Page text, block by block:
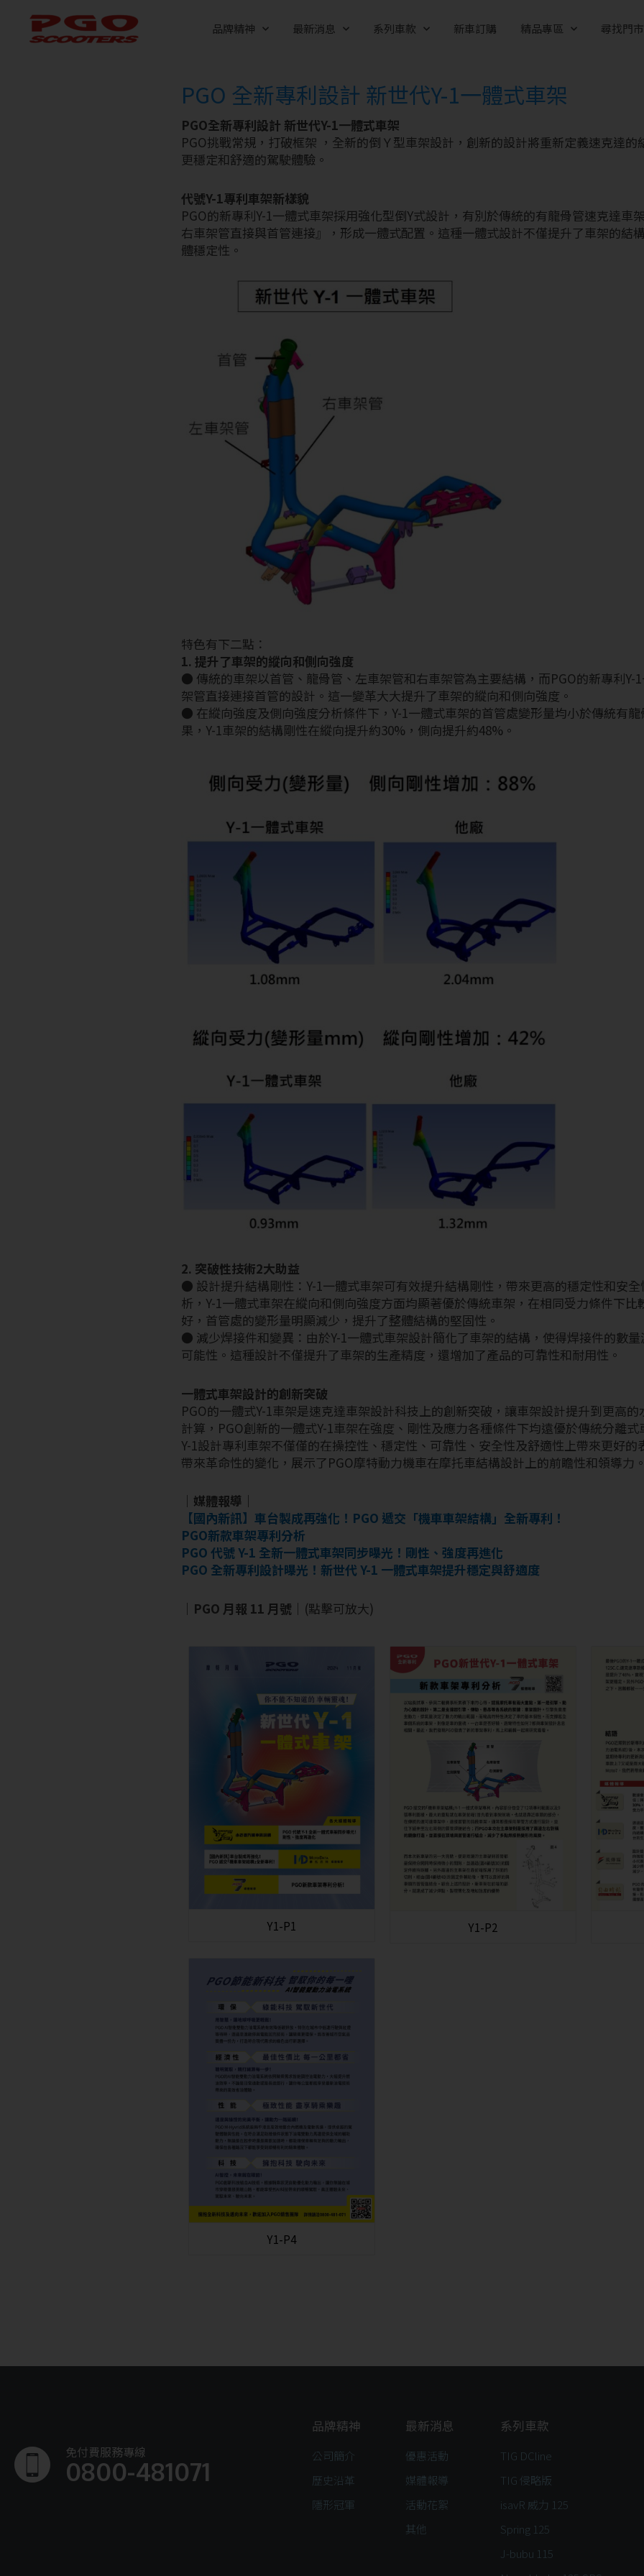
品牌精神 最新消息 系列車款 新車訂購 精品專區 尋找門市
PGO 全新專利設計 新世代Y-1一體式車架
PGO全新專利設計 新世代Y-1一體式車架
PGO挑戰常規，打破框架 ，全新的倒Ｙ型車架設計，創新的設計將重新定義速克達
更穩定和舒適的駕駛體驗。
代號Y-1專利車架新樣貌
PGO的新專利Y-1一體式車架採用強化型倒Y式設計，有別於傳統的有龍骨管速克達車
右車架管直接與首管連接』，形成一體式配置。這種一體式設計不僅提升了車架的結
體穩定性。
特色有下二點：
1. 提升了車架的縱向和側向強度
● 傳統的車架以首管、龍骨管、左車架管和右車架管為主要結構，而PGO的新專利Y-
架管直接連接首管的設計。這一變革大大提升了車架的縱向和側向強度。
● 在縱向強度及側向強度分析條件下，Y-1一體式車架的首管處變形量均小於傳統有
果，Y-1車架的結構剛性在縱向提升約30%，側向提升約48%。
2. 突破性技術2大助益
● 設計提升結構剛性：Y-1一體式車架可有效提升結構剛性，帶來更高的穩定性和安
析，Y-1一體式車架在縱向和側向強度方面均顯著優於傳統車架，在相同受力條件下
好，首管處的變形量明顯減少，提升了整體結構的堅固性。
● 減少焊接件和變異：由於Y-1一體式車架設計簡化了車架的結構，使得焊接件的數
可能性。這種設計不僅提升了車架的生產精度，還增加了產品的可靠性和耐用性。
一體式車架設計的創新突破
PGO的一體式Y-1車架是速克達車架設計科技上的創新突破，讓車架設計提升到更高
計算，PGO創新的一體式Y-1車架在強度、剛性及應力各種條件下均遠優於傳統分離式
Y-1設計專利車架不僅僅的在操控性、穩定性、可靠性、安全性及舒適性上帶來更好
帶來革命性的變化，展示了PGO摩特動力機車在摩托車結構設計上的前瞻性和領導力。
｜媒體報導｜
【國內新訊】車台製成再強化！PGO 遞交「機車車架結構」全新專利！
PGO新款車架專利分析
PGO 代號 Y-1 全新一體式車架同步曝光！剛性、強度再進化
PGO 全新專利設計曝光！新世代 Y-1 一體式車架提升穩定與舒適度
｜PGO 月報 11 月號｜ (點擊可放大)
Y1-P1 Y1-P2
Y1-P4
免付費服務專線
0800-481071
品牌精神
公司簡介
歷史沿革
隱形冠軍
最新消息
優惠活動
媒體報導
活動花絮
其他
系列車款
TIG DCline
TIG 侵略版
isavR 威力 125
Spring 125
J-bubu 115